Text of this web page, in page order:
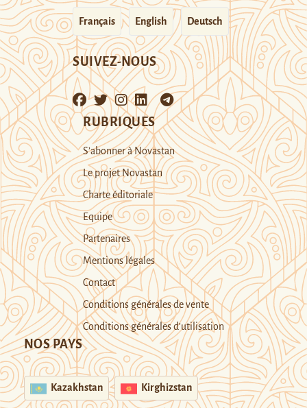
Français English Deutsch
SUIVEZ-NOUS
RUBRIQUES
S’abonner à Novastan
Le projet Novastan
Charte éditoriale
Equipe
Partenaires
Mentions légales
Contact
Conditions générales de vente
Conditions générales d’utilisation
NOS PAYS
Kazakhstan Kirghizstan